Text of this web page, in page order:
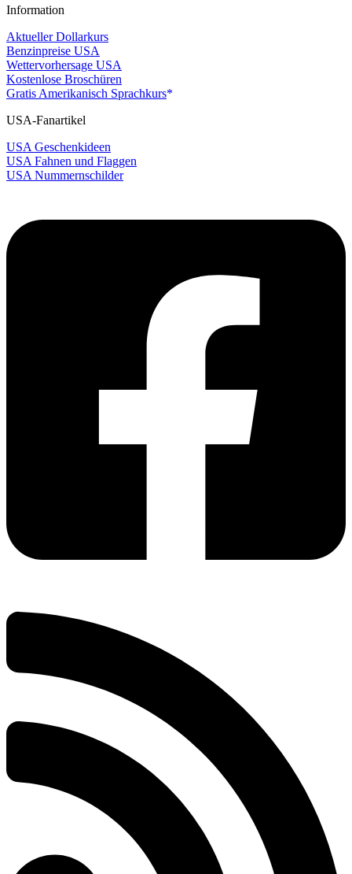
Information
Aktueller Dollarkurs
Benzinpreise USA
Wettervorhersage USA
Kostenlose Broschüren
Gratis Amerikanisch Sprachkurs
USA-Fanartikel
USA Geschenkideen
USA Fahnen und Flaggen
USA Nummernschilder